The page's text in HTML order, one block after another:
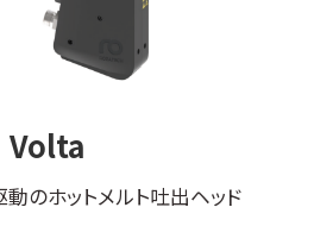
Volta
動のホットメルト吐出ヘッド